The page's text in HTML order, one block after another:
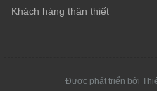
Khách hàng thân thiết
Được phát triển bởi